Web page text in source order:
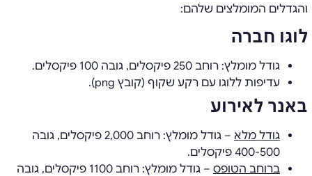
והגדלים המומלצים שלהם:
לוגו חברה
גודל מומלץ: רוחב 250 פיקסלים, גובה 100 פיקסלים.
עדיפות ללוגו עם רקע שקוף (קובץ png).
באנר לאירוע
גודל מלא
– גודל מומלץ: רוחב 2,000 פיקסלים, גובה
400-500 פיקסלים.
ברוחב הטופס
– גודל מומלץ: רוחב 1100 פיקסלים, גובה